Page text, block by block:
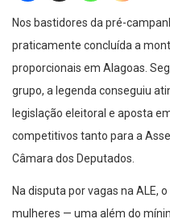
Nos bastidores da pré-
praticamente concluída a
proporcionais em Alagoas.
grupo, a legenda conseguiu
legislação eleitoral e aposta
competitivos tanto para a
Câmara dos Deputados.
Na disputa por vagas na ALE,
mulheres — uma além do